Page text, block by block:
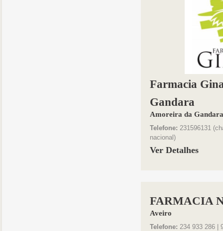
Farmacia
Gandara
Amoreira da Gandara
Telefone: 231596131
nacional)
Ver Detalhes
FARMACIA
Aveiro
Telefone: 234 933 286 |